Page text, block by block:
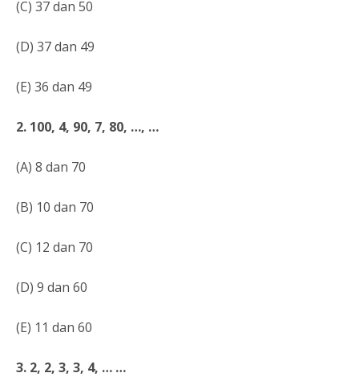
(C) 37 dan 50
(D) 37 dan 49
(E) 36 dan 49
2. 100, 4, 90, 7, 80, …, …
(A) 8 dan 70
(B) 10 dan 70
(C) 12 dan 70
(D) 9 dan 60
(E) 11 dan 60
3. 2, 2, 3, 3, 4, … …